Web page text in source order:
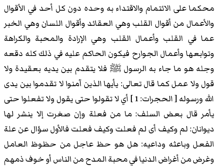
محكما على الائتمام والاقتداء به وحده دون كل أحد في الأقوال
والأعمال من أقوال القلب وهي العقائد وأقوال اللسان وهي الخبر
عما في القلب وأعمال القلب وهي الإرادة والمحبة والكراهة
وتوابعها وأعمال الجوارح فيكون الحاكم عليه في ذلك كله دقعه
وجله هو ما جاء به الرسول ﷺ فلا يتقدم بين يديه بعقيدة ولا
قول ولا عمل كما قال تعالى: يأيها الذين آمنوا لا تقدموا بين يدى
الله ورسوله [ الحجرات: 1 ] أي لا تقولوا حتى يقول ولا تفعلوا حتى
يأمر قال بعض السلف: ما من فعلة وإن صغرت إلا ينشر لها
ديوانان: لم وكيف أى لم فعلت وكيف فعلت فالأول سؤال عن علة
الفعل وباعثه وداعيه: هل هو حظ عاجل من حظوظ العامل
وغرض من أغراض الدنيا في محبة المدح من الناس أو خوف ذمهم